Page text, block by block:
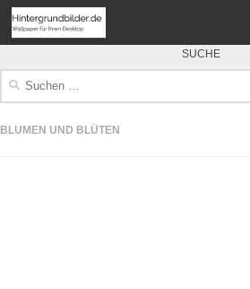
SUCHE
BLUMEN UND BLÜTEN